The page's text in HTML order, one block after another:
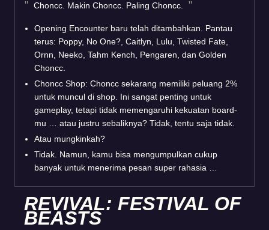
Choncc. Makin Choncc. Paling Choncc.
Opening Encounter baru telah ditambahkan. Pantau
terus: Poppy, No One?, Caitlyn, Lulu, Twisted Fate,
Ornn, Neeko, Tahm Kench, Pengaren, dan Golden
Choncc.
Choncc Shop: Choncc sekarang memiliki peluang 2%
untuk muncul di shop. Ini sangat penting untuk
gameplay, tetapi tidak memengaruhi kekuatan board-
mu … atau justru sebaliknya? Tidak, tentu saja tidak.
Atau mungkinkah?
Tidak. Namun, kamu bisa mengumpulkan cukup
banyak untuk menerima pesan super rahasia …
REVIVAL: FESTIVAL OF
BEASTS